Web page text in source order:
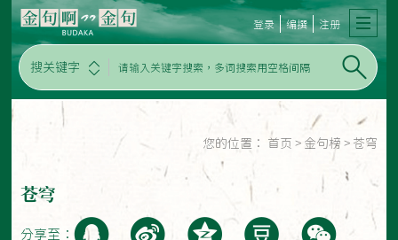
搜关键字
登录 编撰 注册
您的位置： 首页 > 金句榜 > 苍穹
苍穹
分享至：